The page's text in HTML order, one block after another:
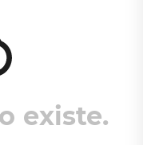
existe.